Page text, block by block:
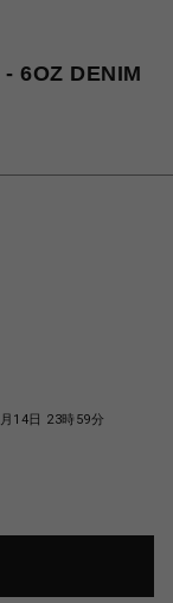
6OZ DENIM
14日 23時59分